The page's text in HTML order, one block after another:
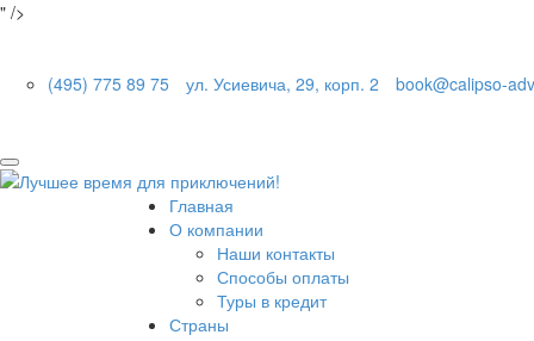
" />
(495) 775 89 75 ул. Усиевича, 29, корп. 2 book@calipso-
Главная
О компании
Наши контакты
Способы оплаты
Туры в кредит
Страны